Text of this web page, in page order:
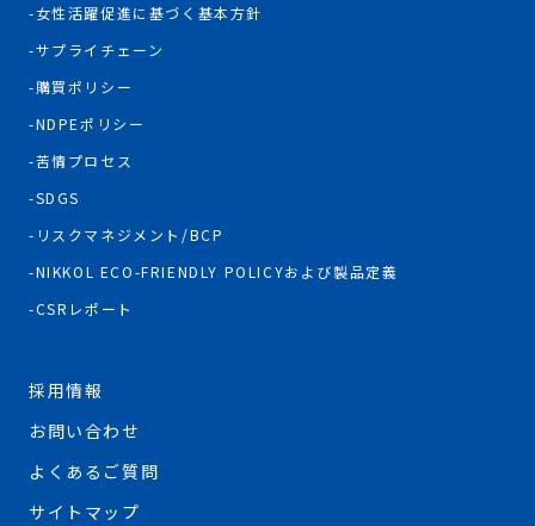
女性活躍促進に基づく基本方針
サプライチェーン
購買ポリシー
NDPEポリシー
苦情プロセス
SDGS
リスクマネジメント/BCP
NIKKOL ECO-FRIENDLY POLICYおよび製品定義
CSRレポート
採用情報
お問い合わせ
よくあるご質問
サイトマップ